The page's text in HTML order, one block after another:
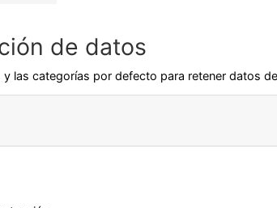
de datos
las categorías por defecto para retener datos